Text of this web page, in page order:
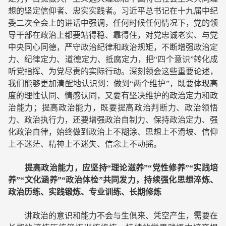
想的坚定信仰者、忠实实践者。习近平总书记在十九届中纪
委二次全会上的讲话中强调，任何时候任何情况下，党的领
导干部在政治上都要站得稳、靠得住，对党忠诚老实、与党
中央同心同德，严守政治纪律和政治规矩，不断增强政治定
力、纪律定力、道德定力、抵腐定力，把“四个意识”转化成
听党指挥、为党尽责的实际行动。深刻领会这些重要论述，
我们能够更加清醒地认识到：做到“两个维护”，既要体现高
度的理性认同、情感认同，又要有坚决维护的政治定力和政
治能力；提高政治能力，既要提高政治判断力、政治领悟
力、政治执行力，还要增强政治自制力、保持政治定力、强
化政治自律，始终做到政治上不糊涂、思想上不滑坡、信仰
上不迷茫、精神上不迷失、信念上不动摇。
提高政治能力，应坚持“理论滋养”“党性修养”“实践培
养”“文化涵养”“政治体检”共同发力，持续强化思想淬炼、
政治历练、实践锻炼、专业训练、长期修炼
讲政治的意识和能力不会与生俱来、凭空产生，需要在